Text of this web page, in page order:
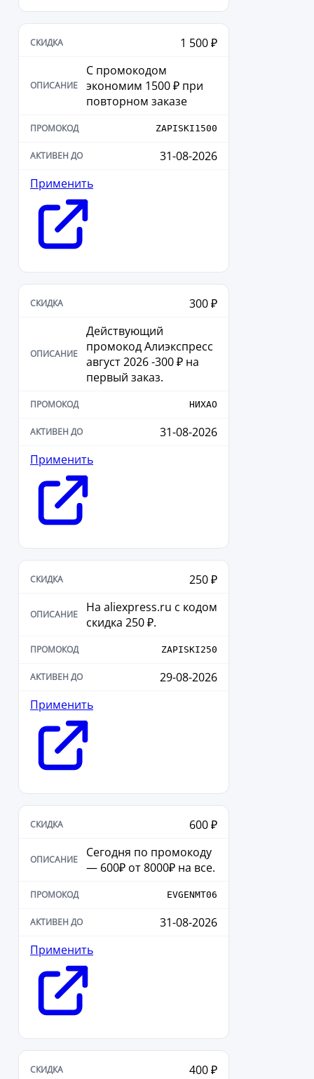
1 500 ₽
С промокодом
экономим 1500 ₽ при
повторном заказе
ZAPISKI1500
31-08-2026
Применить
300 ₽
Действующий
промокод Алиэкспресс
август 2026 -300 ₽ на
первый заказ.
НИХАО
31-08-2026
Применить
250 ₽
На aliexpress.ru с кодом
скидка 250 ₽.
ZAPISKI250
29-08-2026
Применить
600 ₽
Сегодня по промокоду
— 600₽ от 8000₽ на все.
EVGENMT06
31-08-2026
Применить
400 ₽